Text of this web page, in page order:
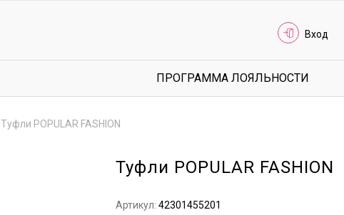
Вход
ПРОГРАММА ЛОЯЛЬНОСТИ
Туфли POPULAR FASHION
Туфли POPULAR FASHION
Артикул:42301455201